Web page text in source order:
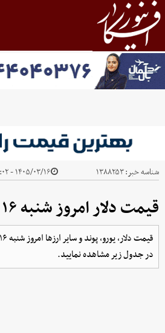
شناسه خبر:۱۳۸۸۲۵۳ ۱۴۰۵/۰۳/۱۶ - ۰۹:۰۲
قیمت دلار امروز شنبه ۱۶ خرداد ۱۴۰۵
در جدول زیر مشاهده نمایید.